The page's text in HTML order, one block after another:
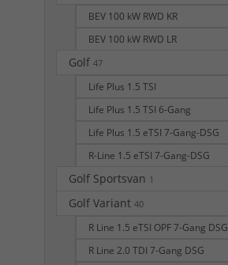
BEV 100 kW RWD KR
BEV 100 kW RWD LR
Golf 47
Life Plus 1.5 TSI
Life Plus 1.5 TSI 6-Gang
Life Plus 1.5 eTSI 7-Gang-DSG
R-Line 1.5 eTSI 7-Gang-DSG
Golf Sportsvan 1
Golf Variant 40
R Line 1.5 eTSI OPF 7-Gang DSG
R Line 2.0 TDI 7-Gang DSG